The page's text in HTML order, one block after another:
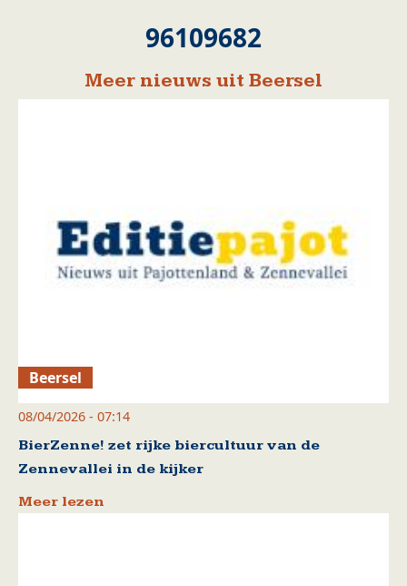
96109682
Meer nieuws uit Beersel
Beersel
08/04/2026 - 07:14
BierZenne! zet rijke biercultuur van de
Zennevallei in de kijker
Meer lezen